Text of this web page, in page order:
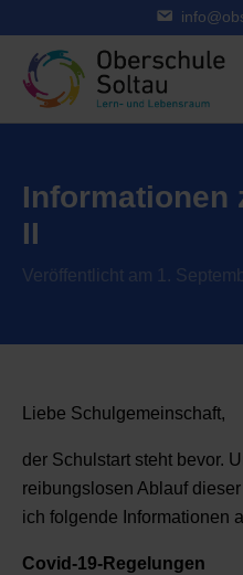
Informationen
II
Veröffentlicht am 1.
Liebe Schulgemeinschaft,
der Schulstart steht bevor.
reibungslosen Ablauf
ich folgende Informationen
Covid-19-Regelungen